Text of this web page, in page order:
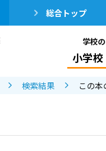
総合トップ
学校
小学校
検索結果 この